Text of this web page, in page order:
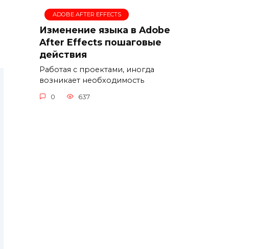
ADOBE AFTER EFFECTS
Изменение языка в Adobe
After Effects пошаговые
действия
Работая с проектами, иногда
возникает необходимость
0 637